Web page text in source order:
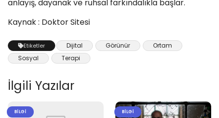
anlayış, dayanak ve ruhsal farkındalıkla başlar.
Kaynak : Doktor Sitesi
Etiketler Dijital Görünür
Ortam
Sosyal
Terapi
İlgili Yazılar
BILGI BILGI